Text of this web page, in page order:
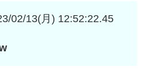
02/13(月) 12:52:22.45